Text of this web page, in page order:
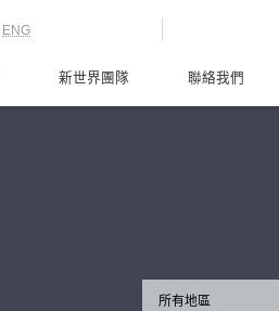
ENG
新世界團隊 聯絡我們
所有地區